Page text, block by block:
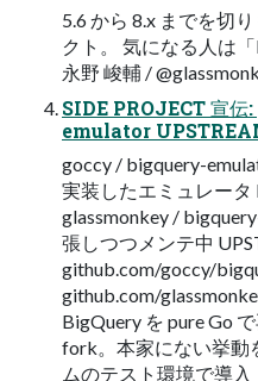
5.6 から 8.x までを切
クト。 気になる人は
永野 峻輔 /
SIDE PROJECT 宣
emulator
goccy / bigquery-
実装したエミュレータ
glassmonkey /
張しつつメンテ中
github.com/goccy/
github.com/
BigQuery を pure Go
fork。本家にない挙動
ムのテスト環境で導